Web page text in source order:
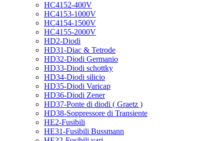
HC4152-400V
HC4153-1000V
HC4154-1500V
HC4155-2000V
HD2-Diodi
HD31-Diac & Tetrode
HD32-Diodi Germanio
HD33-Diodi schottky
HD34-Diodi silicio
HD35-Diodi Varicap
HD36-Diodi Zener
HD37-Ponte di diodi ( Graetz )
HD38-Soppressore di Transiente
HE2-Fusibili
HE31-Fusibili Bussmann